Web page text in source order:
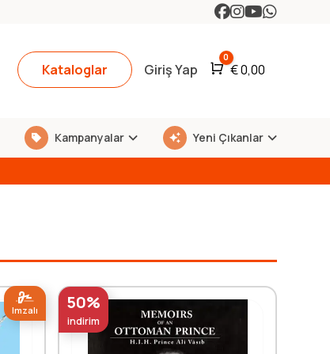
Kataloglar Giriş Yap Araba
0
€0,00
Kampanyalar Yeni Çıkanlar
Imzalı 50%
indirim